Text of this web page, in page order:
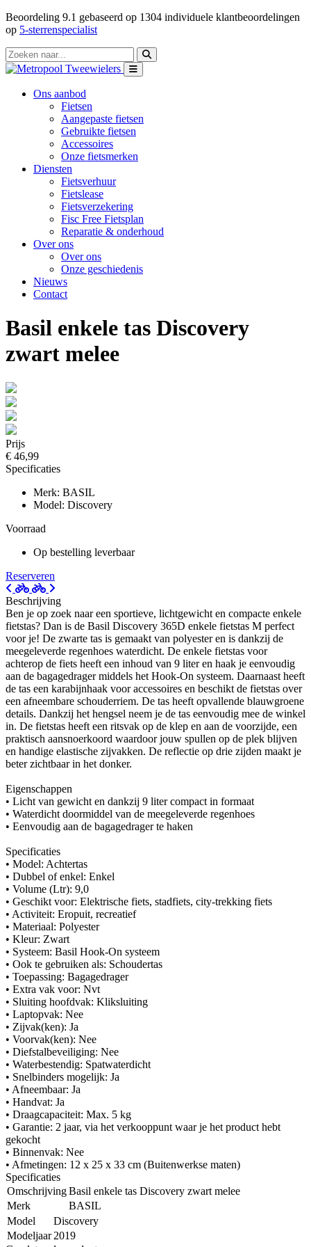
Beoordeling 9.1 gebaseerd op 1304 individuele klantbeoordelingen
op 5-sterrenspecialist
Ons aanbod
Fietsen
Aangepaste fietsen
Gebruikte fietsen
Accessoires
Onze fietsmerken
Diensten
Fietsverhuur
Fietslease
Fietsverzekering
Fisc Free Fietsplan
Reparatie & onderhoud
Over ons
Over ons
Onze geschiedenis
Nieuws
Contact
Basil enkele tas Discovery
zwart melee
Prijs
€ 46,99
Specificaties
Merk: BASIL
Model: Discovery
Voorraad
Op bestelling leverbaar
Reserveren
Beschrijving
Ben je op zoek naar een sportieve, lichtgewicht en compacte enkele
fietstas? Dan is de Basil Discovery 365D enkele fietstas M perfect
voor je! De zwarte tas is gemaakt van polyester en is dankzij de
meegeleverde regenhoes waterdicht. De enkele fietstas voor
achterop de fiets heeft een inhoud van 9 liter en haak je eenvoudig
aan de bagagedrager middels het Hook-On systeem. Daarnaast heeft
de tas een karabijnhaak voor accessoires en beschikt de fietstas over
een afneembare schouderriem. De tas heeft opvallende blauwgroene
details. Dankzij het hengsel neem je de tas eenvoudig mee de winkel
in. De fietstas heeft een ritsvak op de klep en aan de voorzijde, een
praktisch aansnoerkoord waardoor jouw spullen op de plek blijven
en handige elastische zijvakken. De reflectie op drie zijden maakt je
beter zichtbaar in het donker.
Eigenschappen
• Licht van gewicht en dankzij 9 liter compact in formaat
• Waterdicht doormiddel van de meegeleverde regenhoes
• Eenvoudig aan de bagagedrager te haken
Specificaties
• Model: Achtertas
• Dubbel of enkel: Enkel
• Volume (Ltr): 9,0
• Geschikt voor: Elektrische fiets, stadfiets, city-trekking fiets
• Activiteit: Eropuit, recreatief
• Materiaal: Polyester
• Kleur: Zwart
• Systeem: Basil Hook-On systeem
• Ook te gebruiken als: Schoudertas
• Toepassing: Bagagedrager
• Extra vak voor: Nvt
• Sluiting hoofdvak: Kliksluiting
• Laptopvak: Nee
• Zijvak(ken): Ja
• Voorvak(ken): Nee
• Diefstalbeveiliging: Nee
• Waterbestendig: Spatwaterdicht
• Snelbinders mogelijk: Ja
• Afneembaar: Ja
• Handvat: Ja
• Draagcapaciteit: Max. 5 kg
• Garantie: 2 jaar, via het verkooppunt waar je het product hebt
gekocht
• Binnenvak: Nee
• Afmetingen: 12 x 25 x 33 cm (Buitenwerkse maten)
Specificaties
OmschrijvingBasil enkele tas Discovery zwart melee
Merk
BASIL
Model
Discovery
Modeljaar 2019